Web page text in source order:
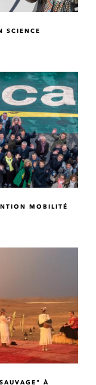
SCIENCE
MOBILITÉ
À